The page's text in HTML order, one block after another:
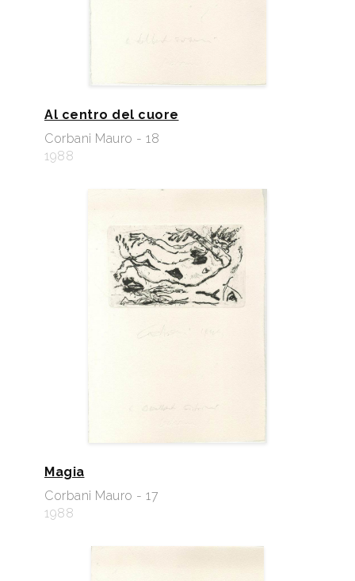
Al centro del cuore
Corbani Mauro - 18
1988
Magia
Corbani Mauro - 17
1988